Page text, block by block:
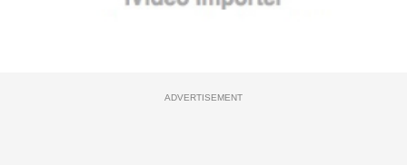
ADVERTISEMENT